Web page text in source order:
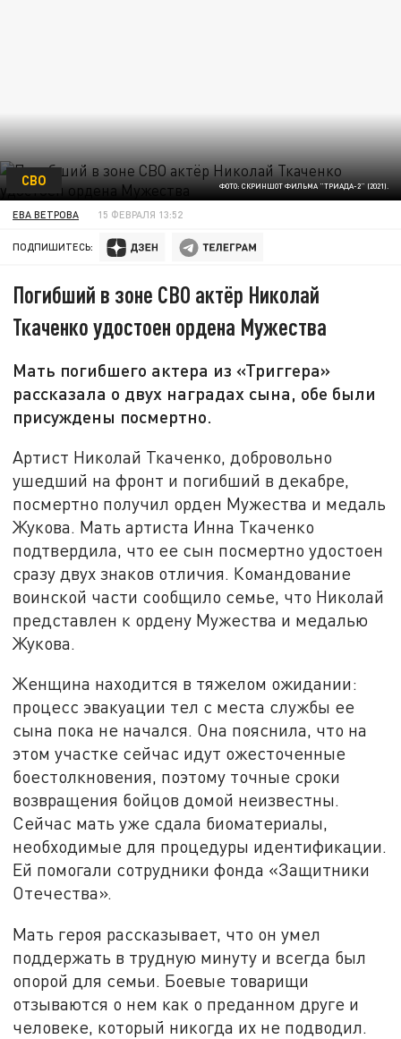
ФОТО: СКРИНШОТ ФИЛЬМА "ТРИАДА-2" (2021).
СВО
ЕВА ВЕТРОВА 15 ФЕВРАЛЯ 13:52
ПОДПИШИТЕСЬ:
Погибший в зоне СВО актёр Николай
Ткаченко удостоен ордена Мужества
Мать погибшего актера из «Триггера»
рассказала о двух наградах сына, обе были
присуждены посмертно.
Артист Николай Ткаченко, добровольно
ушедший на фронт и погибший в декабре,
посмертно получил орден Мужества и медаль
Жукова. Мать артиста Инна Ткаченко
подтвердила, что ее сын посмертно удостоен
сразу двух знаков отличия. Командование
воинской части сообщило семье, что Николай
представлен к ордену Мужества и медалью
Жукова.
Женщина находится в тяжелом ожидании:
процесс эвакуации тел с места службы ее
сына пока не начался. Она пояснила, что на
этом участке сейчас идут ожесточенные
боестолкновения, поэтому точные сроки
возвращения бойцов домой неизвестны.
Сейчас мать уже сдала биоматериалы,
необходимые для процедуры идентификации.
Ей помогали сотрудники фонда «Защитники
Отечества».
Мать героя рассказывает, что он умел
поддержать в трудную минуту и всегда был
опорой для семьи. Боевые товарищи
отзываются о нем как о преданном друге и
человеке, который никогда их не подводил.